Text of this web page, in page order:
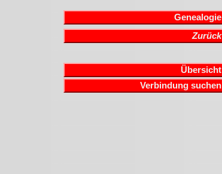
Genealogie
Zurück
Übersicht
Verbindung suchen